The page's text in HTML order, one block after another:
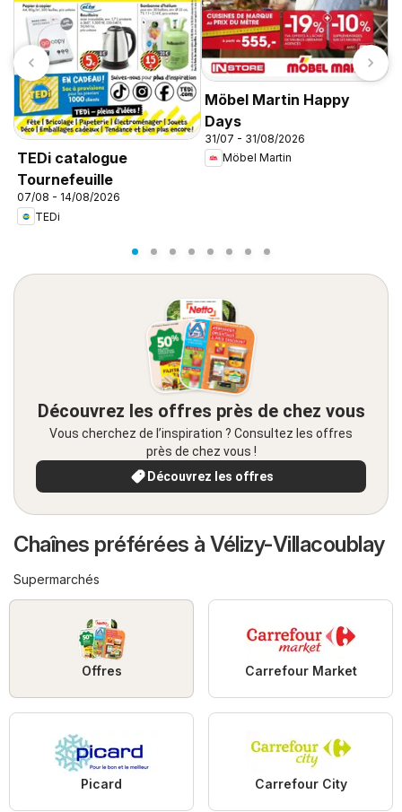
TEDi catalogue
Tournefeuille
07/08 - 14/08/2026
TEDi
Möbel Martin Happy
Days
31/07 - 31/08/2026
Möbel Martin
Découvrez les offres près de chez vous
Vous cherchez de l’inspiration ? Consultez les offres
près de chez vous !
Découvrez les offres
Chaînes préférées à Vélizy-Villacoublay
Supermarchés
Offres Carrefour Market
Picard Carrefour City